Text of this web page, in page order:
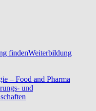
findenWeiterbildung
– Food and Pharma
und